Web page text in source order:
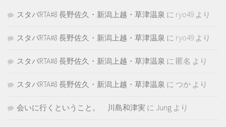
スタバRTA#8 長野佐久・新潟上越・草津温泉 に ryo49 より
スタバRTA#8 長野佐久・新潟上越・草津温泉 に ryo49 より
スタバRTA#8 長野佐久・新潟上越・草津温泉 に 匿名 より
スタバRTA#8 長野佐久・新潟上越・草津温泉 に つか より
会いに行くということ。 川島和津実 に Jung より